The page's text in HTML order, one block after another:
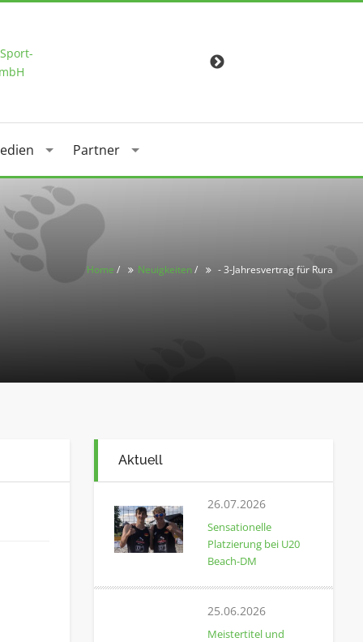
Partner
Home / Neuigkeiten/ - 3-Jahresvertrag für Rura
Aktuell
26.07.2026
Sensationelle
Platzierung bei U20
Beach-DM
25.06.2026
Meistertitel und